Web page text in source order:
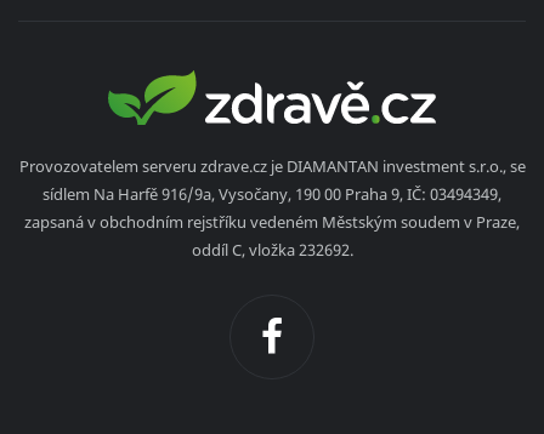
Provozovatelem serveru zdrave.cz je DIAMANTAN investment s.r.o., se
sídlem Na Harfě 916/9a, Vysočany, 190 00 Praha 9, IČ: 03494349,
zapsaná v obchodním rejstříku vedeném Městským soudem v Praze,
oddíl C, vložka 232692.